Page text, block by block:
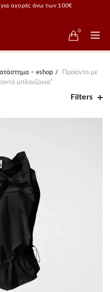
αγορές άνω των 100€
0
– eshop
Προϊόντα με
μπλουζάκια”
Filters